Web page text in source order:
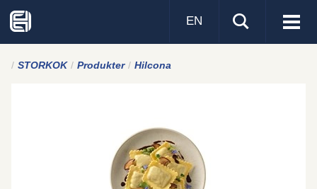
Visa
EN
STORKOK Produkter Hilcona